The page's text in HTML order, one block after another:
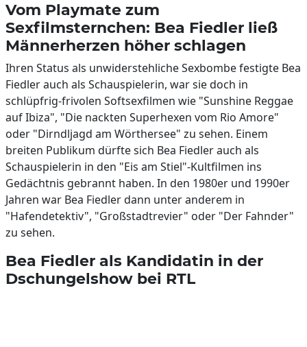
Vom Playmate zum
Sexfilmsternchen: Bea Fiedler ließ
Männerherzen höher schlagen
Ihren Status als unwiderstehliche Sexbombe festigte Bea
Fiedler auch als Schauspielerin, war sie doch in
schlüpfrig-frivolen Softsexfilmen wie "Sunshine Reggae
auf Ibiza", "Die nackten Superhexen vom Rio Amore"
oder "Dirndljagd am Wörthersee" zu sehen. Einem
breiten Publikum dürfte sich Bea Fiedler auch als
Schauspielerin in den "Eis am Stiel"-Kultfilmen ins
Gedächtnis gebrannt haben. In den 1980er und 1990er
Jahren war Bea Fiedler dann unter anderem in
"Hafendetektiv", "Großstadtrevier" oder "Der Fahnder"
zu sehen.
Bea Fiedler als Kandidatin in der
Dschungelshow bei RTL